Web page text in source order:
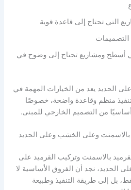
التي تحتاج إلى قاعدة قوية
التصميمات
في أسطح ومشاريع تحتاج إلى وضوح في
الحديد يعد من الخيارات المهمة في
تنفيذ منظم وقاعدة واضحة، خصوصًا
من التصميم الخارجي للمبنى.
بالاسمنت وعلى الخشب وعلى الحديد
بالاسمنت وتركيب القرميد على
الحديد، نجد أن الفروق الأساسية لا
بل إلى طريقة التنفيذ وطبيعة